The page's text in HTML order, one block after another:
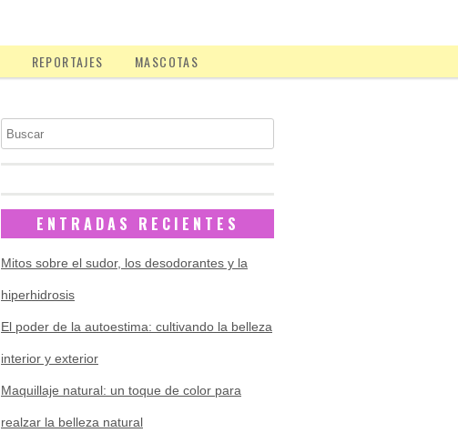
REPORTAJES MASCOTAS
Buscar
ENTRADAS RECIENTES
Mitos sobre el sudor, los desodorantes y la
hiperhidrosis
El poder de la autoestima: cultivando la belleza
interior y exterior
Maquillaje natural: un toque de color para
realzar la belleza natural